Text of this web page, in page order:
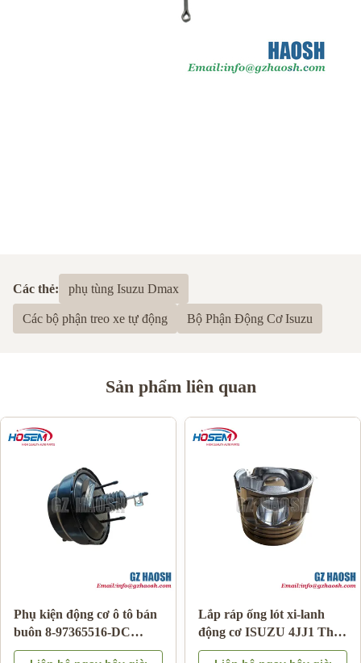
Các thẻ: phụ tùng Isuzu Dmax
Các bộ phận treo xe tự động Bộ Phận Động Cơ Isuzu
Sản phẩm liên quan
Bộ phận cơ thể ô tô
95486109 thay thế
chevrolet túi khí đồng hồ
Hộp điều khiển số chính
hãng Nhật Bản Mã OE 8-
98219761-0 cho Isuzu